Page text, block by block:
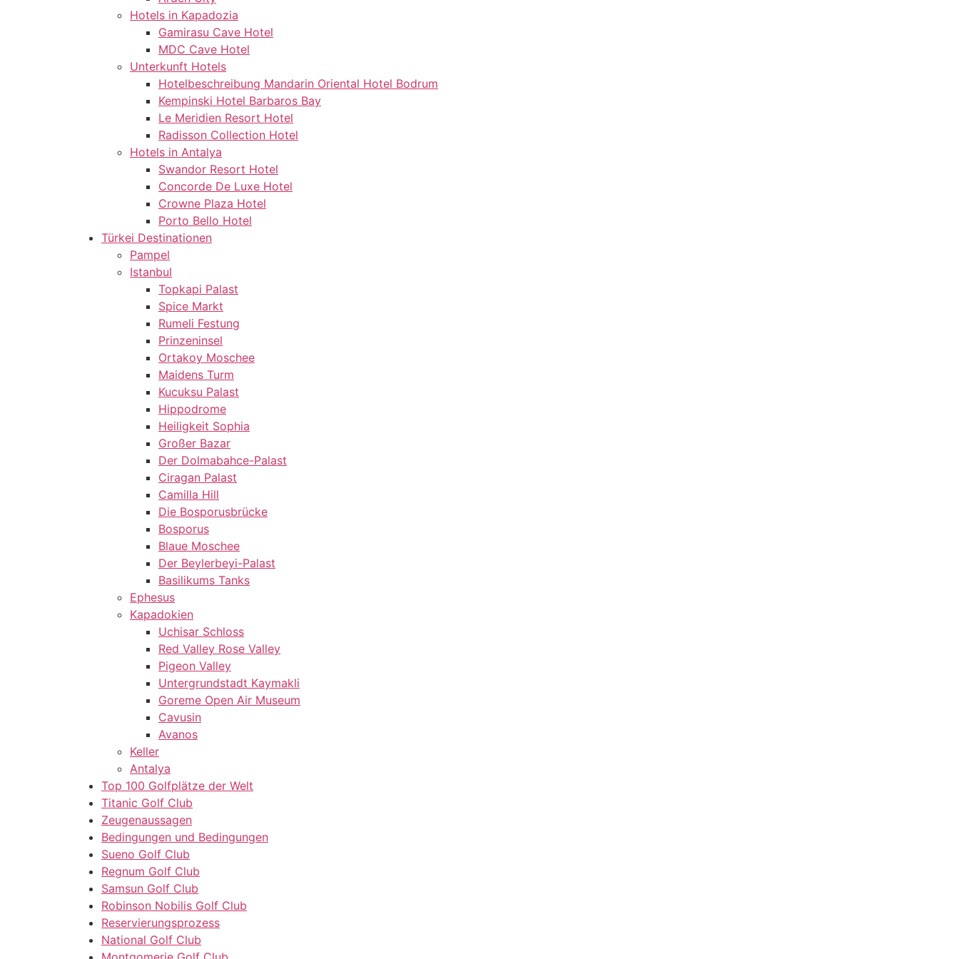
Hotels in Kapadozia
Gamirasu Cave Hotel
MDC Cave Hotel
Unterkunft Hotels
Hotelbeschreibung Mandarin Oriental Hotel Bodrum
Kempinski Hotel Barbaros Bay
Le Meridien Resort Hotel
Radisson Collection Hotel
Hotels in Antalya
Swandor Resort Hotel
Concorde De Luxe Hotel
Crowne Plaza Hotel
Porto Bello Hotel
Türkei Destinationen
Pampel
Istanbul
Topkapi Palast
Spice Markt
Rumeli Festung
Prinzeninsel
Ortakoy Moschee
Maidens Turm
Kucuksu Palast
Hippodrome
Heiligkeit Sophia
Großer Bazar
Der Dolmabahce-Palast
Ciragan Palast
Camilla Hill
Die Bosporusbrücke
Bosporus
Blaue Moschee
Der Beylerbeyi-Palast
Basilikums Tanks
Ephesus
Kapadokien
Uchisar Schloss
Red Valley Rose Valley
Pigeon Valley
Untergrundstadt Kaymakli
Goreme Open Air Museum
Cavusin
Avanos
Keller
Antalya
Top 100 Golfplätze der Welt
Titanic Golf Club
Zeugenaussagen
Bedingungen und Bedingungen
Sueno Golf Club
Regnum Golf Club
Samsun Golf Club
Robinson Nobilis Golf Club
Reservierungsprozess
National Golf Club